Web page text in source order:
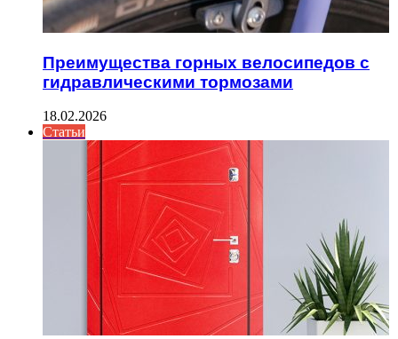
Преимущества горных велосипедов с
гидравлическими тормозами
18.02.2026
Статьи